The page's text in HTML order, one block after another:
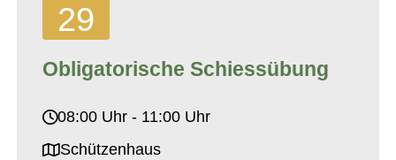
29
Obligatorische Schiessübung
08:00 Uhr - 11:00 Uhr
Schützenhaus